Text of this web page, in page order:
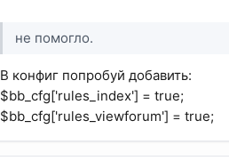
не помогло.
В конфиг попробуй добавить:
$bb_cfg['rules_index'] = true;
$bb_cfg['rules_viewforum'] = true;